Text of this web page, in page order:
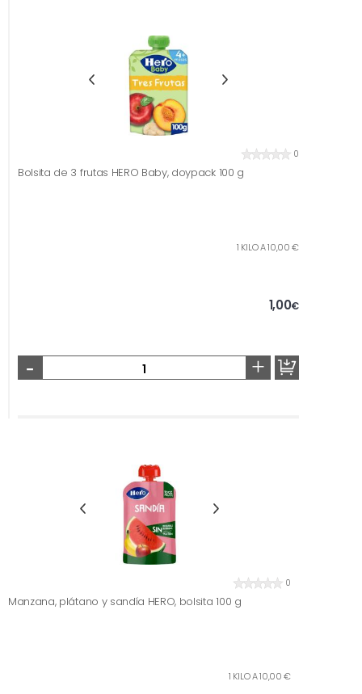
0
Bolsita de 3 frutas HERO Baby, doypack 100 g
1 KILO A 10,00 €
1,00€
- +
0
Manzana, plátano y sandía HERO, bolsita 100 g
1 KILO A 10,00 €